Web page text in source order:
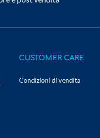
CUSTOMER CARE
Condizioni di vendita